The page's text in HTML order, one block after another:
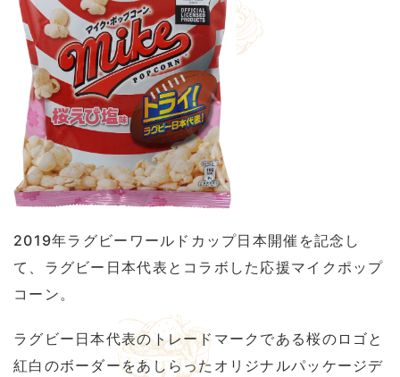
2019年ラグビーワールドカップ日本開催を記念し
て、ラグビー日本代表とコラボした応援マイクポップ
コーン。
ラグビー日本代表のトレードマークである桜のロゴと
紅白のボーダーをあしらったオリジナルパッケージデ